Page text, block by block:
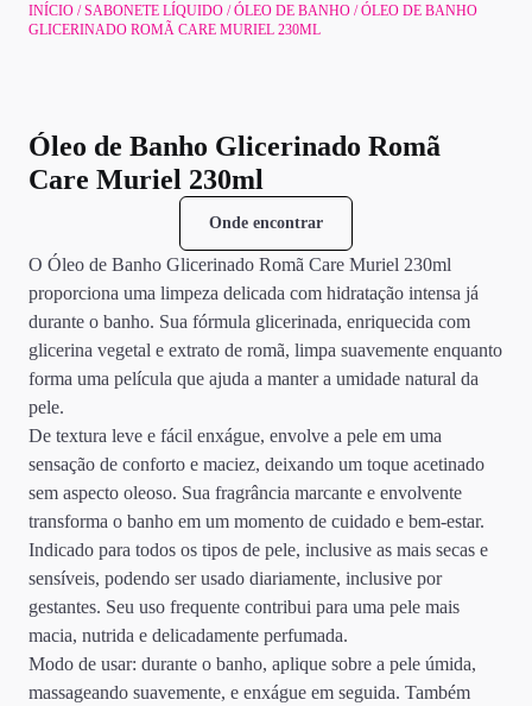
INÍCIO /SABONETE LÍQUIDO /ÓLEO DE BANHO / ÓLEO DE BANHO
GLICERINADO ROMÃ CARE MURIEL 230ML
Óleo de Banho Glicerinado Romã
Care Muriel 230ml
Onde encontrar
O Óleo de Banho Glicerinado Romã Care Muriel 230ml
proporciona uma limpeza delicada com hidratação intensa já
durante o banho. Sua fórmula glicerinada, enriquecida com
glicerina vegetal e extrato de romã, limpa suavemente enquanto
forma uma película que ajuda a manter a umidade natural da
pele.
De textura leve e fácil enxágue, envolve a pele em uma
sensação de conforto e maciez, deixando um toque acetinado
sem aspecto oleoso. Sua fragrância marcante e envolvente
transforma o banho em um momento de cuidado e bem-estar.
Indicado para todos os tipos de pele, inclusive as mais secas e
sensíveis, podendo ser usado diariamente, inclusive por
gestantes. Seu uso frequente contribui para uma pele mais
macia, nutrida e delicadamente perfumada.
Modo de usar: durante o banho, aplique sobre a pele úmida,
massageando suavemente, e enxágue em seguida. Também